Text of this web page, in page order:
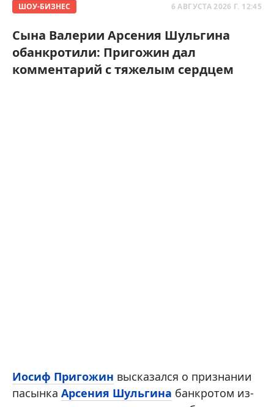
ШОУ-БИЗНЕС 6 АВГУСТА 2026 Г. 12:45
Сына Валерии Арсения Шульгина
обанкротили: Пригожин дал
комментарий с тяжелым сердцем
Иосиф Пригожин высказался о признании
пасынка Арсения Шульгина банкротом из-